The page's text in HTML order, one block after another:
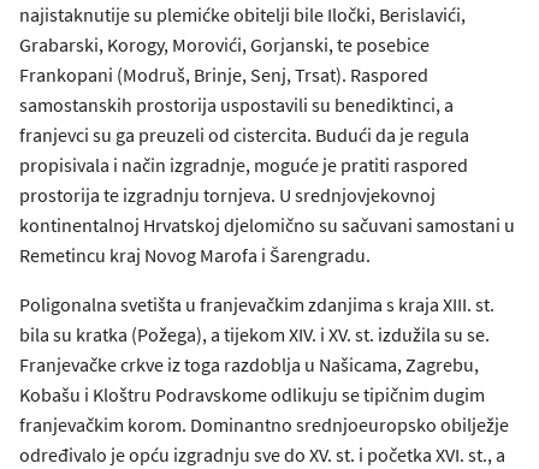
najistaknutije su plemićke obitelji bile Iločki, Berislavići,
Grabarski, Korogy, Morovići, Gorjanski, te posebice
Frankopani (Modruš, Brinje, Senj, Trsat). Raspored
samostanskih prostorija uspostavili su benediktinci, a
franjevci su ga preuzeli od cistercita. Budući da je regula
propisivala i način izgradnje, moguće je pratiti raspored
prostorija te izgradnju tornjeva. U srednjovjekovnoj
kontinentalnoj Hrvatskoj djelomično su sačuvani samostani u
Remetincu kraj Novog Marofa i Šarengradu.
Poligonalna svetišta u franjevačkim zdanjima s kraja XIII. st.
bila su kratka (Požega), a tijekom XIV. i XV. st. izdužila su se.
Franjevačke crkve iz toga razdoblja u Našicama, Zagrebu,
Kobašu i Kloštru Podravskome odlikuju se tipičnim dugim
franjevačkim korom. Dominantno srednjoeuropsko obilježje
određivalo je opću izgradnju sve do XV. st. i početka XVI. st., a